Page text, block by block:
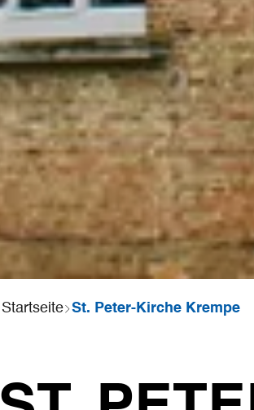
Sie
sind
Startseite St. Peter-Kirche Krempe